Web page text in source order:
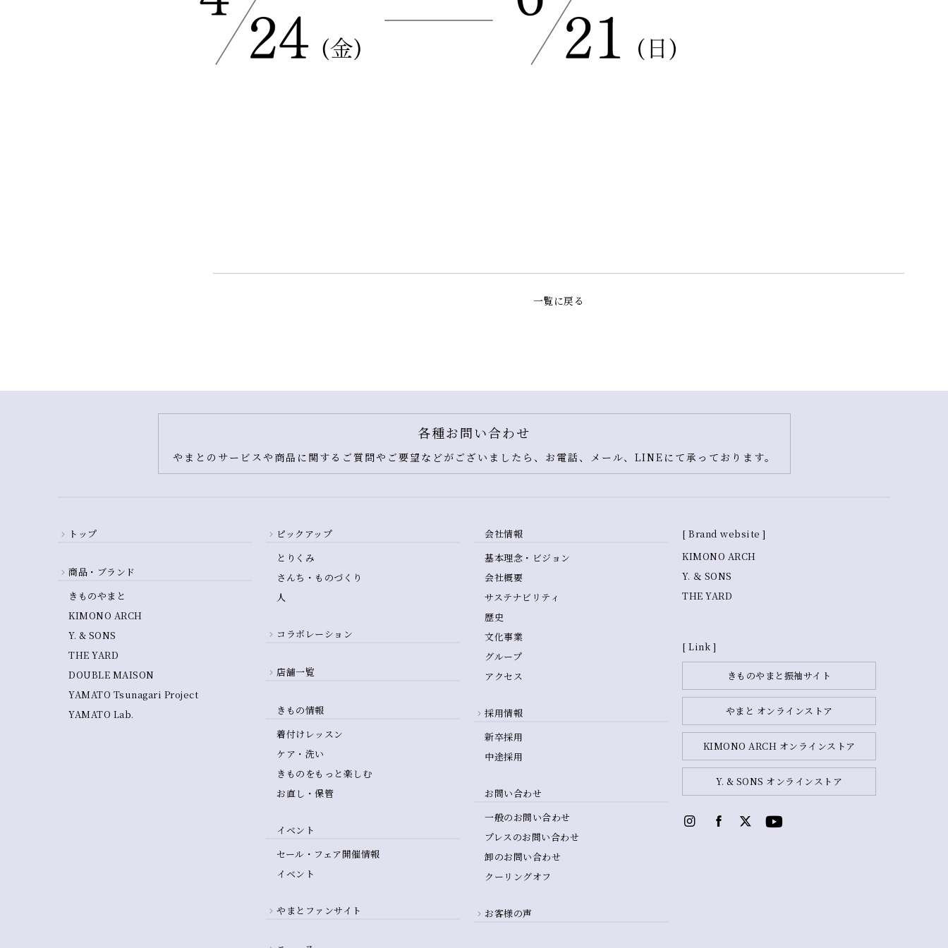
一覧に戻る
各種お問い合わせ
やまとのサービスや商品に関するご質問やご要望などがございましたら、お電話、メール、LINEにて承っております。
トップ
商品・ブランド
きものやまと
KIMONO ARCH
Y. & SONS
THE YARD
DOUBLE MAISON
YAMATO Tsunagari Project
YAMATO Lab.
ピックアップ
とりくみ
さんち・ものづくり
人
コラボレーション
店舗一覧
きもの情報
着付けレッスン
ケア・洗い
きものをもっと楽しむ
お直し・保管
イベント
セール・フェア開催情報
イベント
やまとファンサイト
会社情報
基本理念・ビジョン
会社概要
サステナビリティ
歴史
文化事業
グループ
アクセス
採用情報
新卒採用
中途採用
お問い合わせ
一般のお問い合わせ
プレスのお問い合わせ
卸のお問い合わせ
クーリングオフ
お客様の声
[ Brand website ]
KIMONO ARCH
Y. ＆ SONS
THE YARD
[ Link ]
きものやまと振袖サイト
やまと オンラインストア
KIMONO ARCH オンラインストア
Y. & SONS オンラインストア